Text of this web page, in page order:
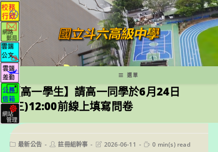
跳
轉
至
主
要
內
容
選單
【高一學生】請高一同學於6月24日
(三)12:00前線上填寫問卷
Post最新公告
Post註冊組幹事
Post2026-06-11
Reading
0 min(s) read